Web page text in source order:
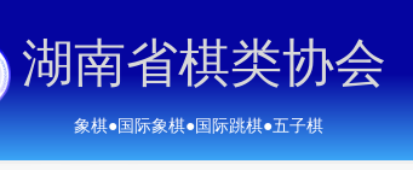
象棋●国际象棋●国际跳棋●五子棋
湖南省棋类协会